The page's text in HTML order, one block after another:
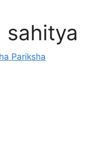
sahitya
Pariksha